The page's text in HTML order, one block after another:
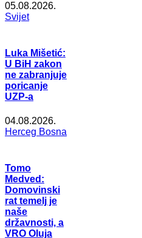
05.08.2026.
Svijet
Luka Mišetić:
U BiH zakon
ne zabranjuje
poricanje
UZP-a
04.08.2026.
Herceg Bosna
Tomo
Medved:
Domovinski
rat temelj je
naše
državnosti, a
VRO Oluja